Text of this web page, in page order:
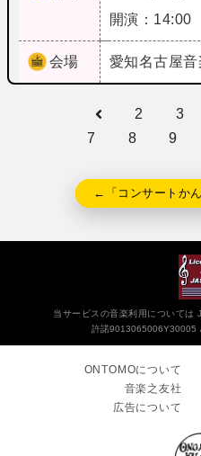
開演：14:00
会場 愛知名古屋
2 3
7
8 9
←「コンサートか
当サービスの音楽利用については
許諾9013065006Y30005
ONTOMOについて
音楽之友社
広告について